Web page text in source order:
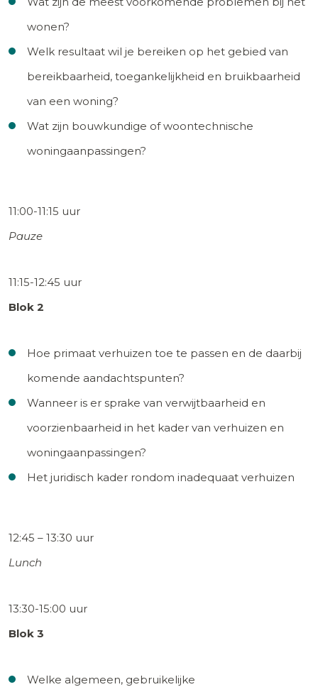
wonen?
Welk resultaat wil je bereiken op het gebied van
bereikbaarheid, toegankelijkheid en bruikbaarheid
van een woning?
Wat zijn bouwkundige of woontechnische
woningaanpassingen?
11:00-11:15 uur
Pauze
11:15-12:45 uur
Blok 2
Hoe primaat verhuizen toe te passen en de daarbij
komende aandachtspunten?
Wanneer is er sprake van verwijtbaarheid en
voorzienbaarheid in het kader van verhuizen en
woningaanpassingen?
Het juridisch kader rondom inadequaat verhuizen
12:45 – 13:30 uur
Lunch
13:30-15:00 uur
Blok 3
Welke algemeen, gebruikelijke